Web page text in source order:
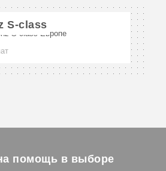
S-class
помощь в выборе